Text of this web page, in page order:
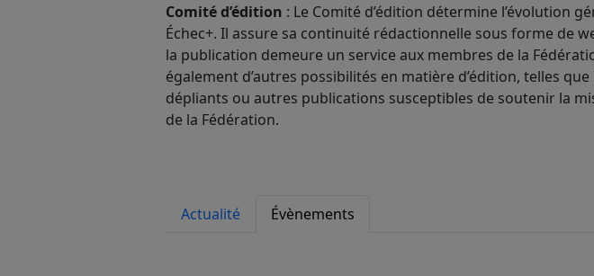
Comité d’édition : Le Comité d’édition détermine l’évolution
Échec+. Il assure sa continuité rédactionnelle sous forme de
la publication demeure un service aux membres de la
également d’autres possibilités en matière d’édition, telles
dépliants ou autres publications susceptibles de soutenir la
de la Fédération.
Actualité Évènements